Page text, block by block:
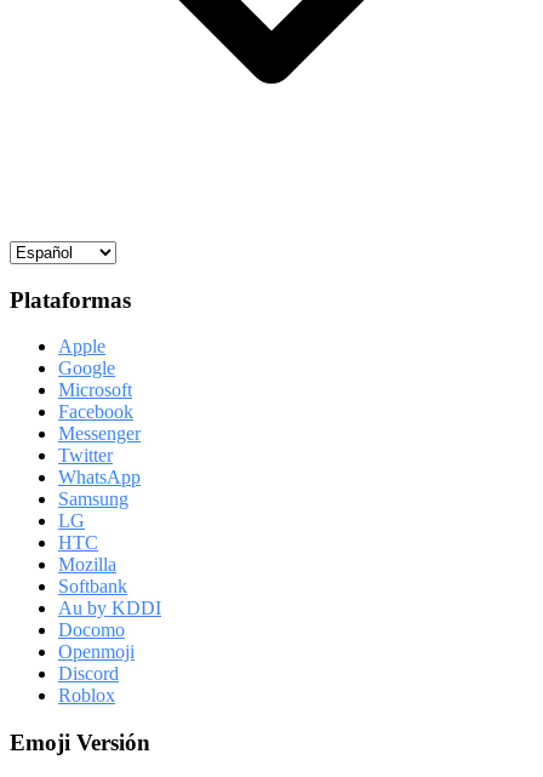
Plataformas
Apple
Google
Microsoft
Facebook
Messenger
Twitter
WhatsApp
Samsung
LG
HTC
Mozilla
Softbank
Au by KDDI
Docomo
Openmoji
Discord
Roblox
Emoji Versión